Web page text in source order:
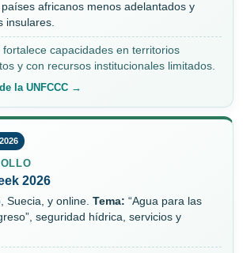
africanos menos adelantados y
insulares.
fortalece capacidades en territorios
y con recursos institucionales limitados.
la UNFCCC →
2026
Suecia, y online. Tema: “Agua para las
seguridad hídrica, servicios y